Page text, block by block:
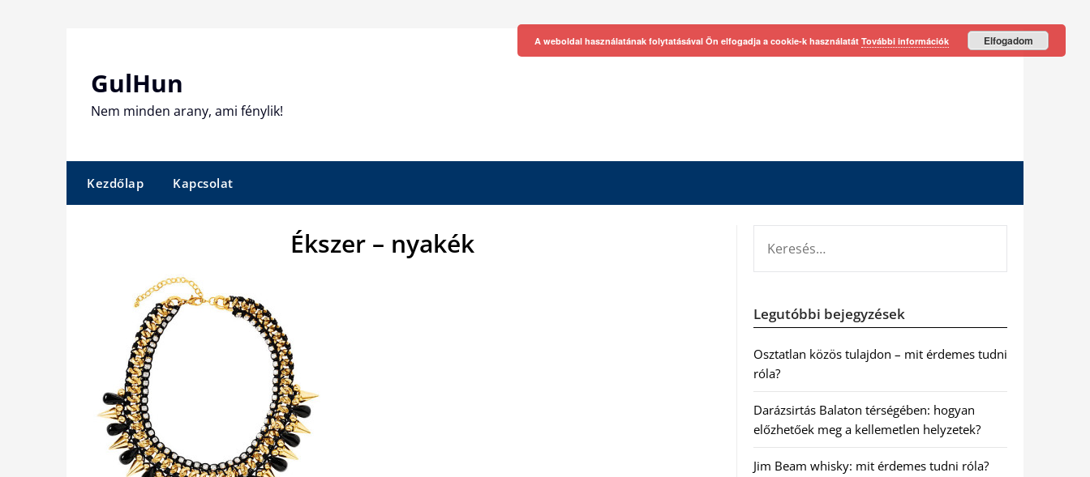
GulHun
Nem minden arany, ami fénylik!
Kezdőlap Kapcsolat
Ékszer – nyakék
Legutóbbi bejegyzések
Osztatlan közös tulajdon – mit érdemes tudni
róla?
Darázsirtás Balaton térségében: hogyan
előzhetőek meg a kellemetlen helyzetek?
Jim Beam whisky: mit érdemes tudni róla?
A weboldal használatának folytatásával Ön elfogadja a cookie-k használatát További információk Elfogadom